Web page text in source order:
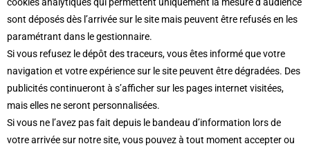
sont déposés dès l’arrivée sur le site mais peuvent être refusés en les
paramétrant dans le gestionnaire.
Si vous refusez le dépôt des traceurs, vous êtes informé que votre
navigation et votre expérience sur le site peuvent être dégradées. Des
publicités continueront à s’afficher sur les pages internet visitées,
mais elles ne seront personnalisées.
Si vous ne l’avez pas fait depuis le bandeau d’information lors de
votre arrivée sur notre site, vous pouvez à tout moment accepter ou